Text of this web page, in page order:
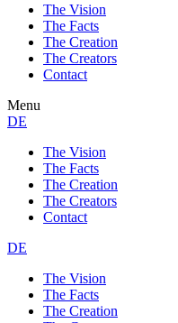
The Vision
The Facts
The Creation
The Creators
Contact
Menu
DE
The Vision
The Facts
The Creation
The Creators
Contact
DE
The Vision
The Facts
The Creation